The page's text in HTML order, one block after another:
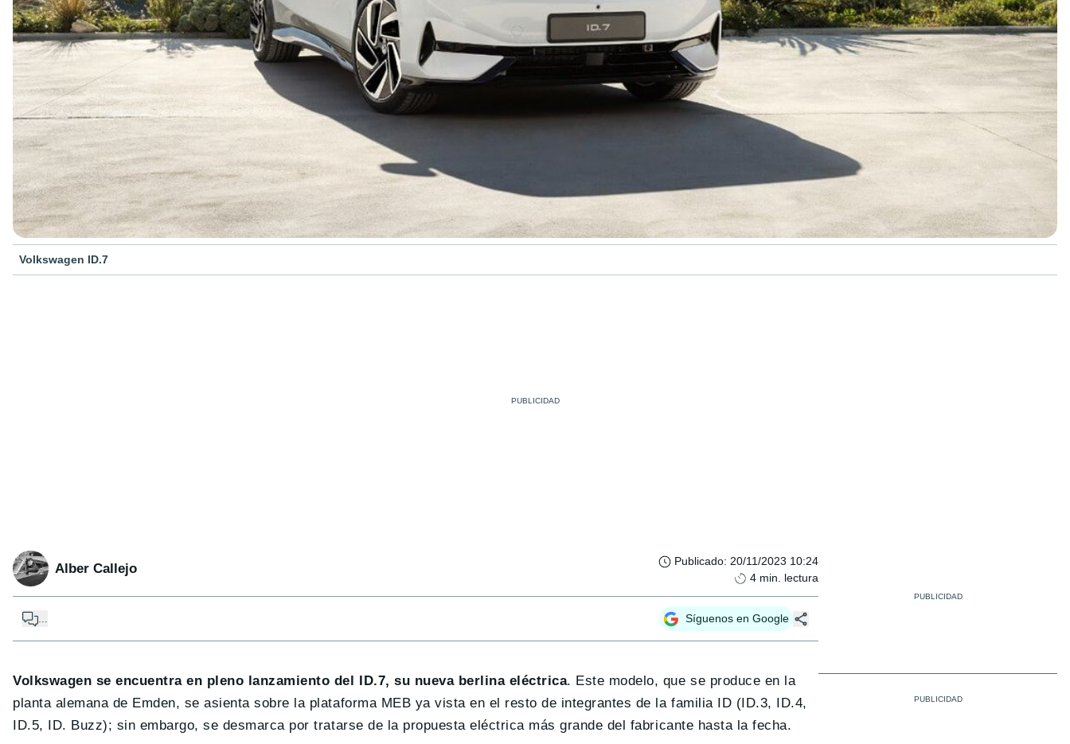
Volkswagen ID.7
Alber Callejo Publicado: 20/11/2023 10:24
4 min. lectura
... Síguenos en Google
Volkswagen se encuentra en pleno lanzamiento del ID.7, su nueva berlina eléctrica. Este modelo, que se produce en la
planta alemana de Emden, se asienta sobre la plataforma MEB ya vista en el resto de integrantes de la familia ID (ID.3, ID.4,
ID.5, ID. Buzz); sin embargo, se desmarca por tratarse de la propuesta eléctrica más grande del fabricante hasta la fecha.